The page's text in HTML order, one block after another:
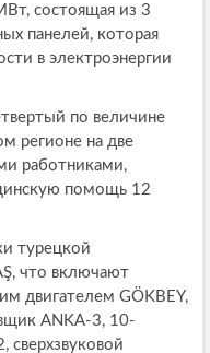
состоящая из 3
панелей, которая
в электроэнергии
по величине
регионе на две
работниками,
помощь 12
турецкой
что включают
двигателем GÖKBEY,
ANKA-3, 10-
сверхзвуковой